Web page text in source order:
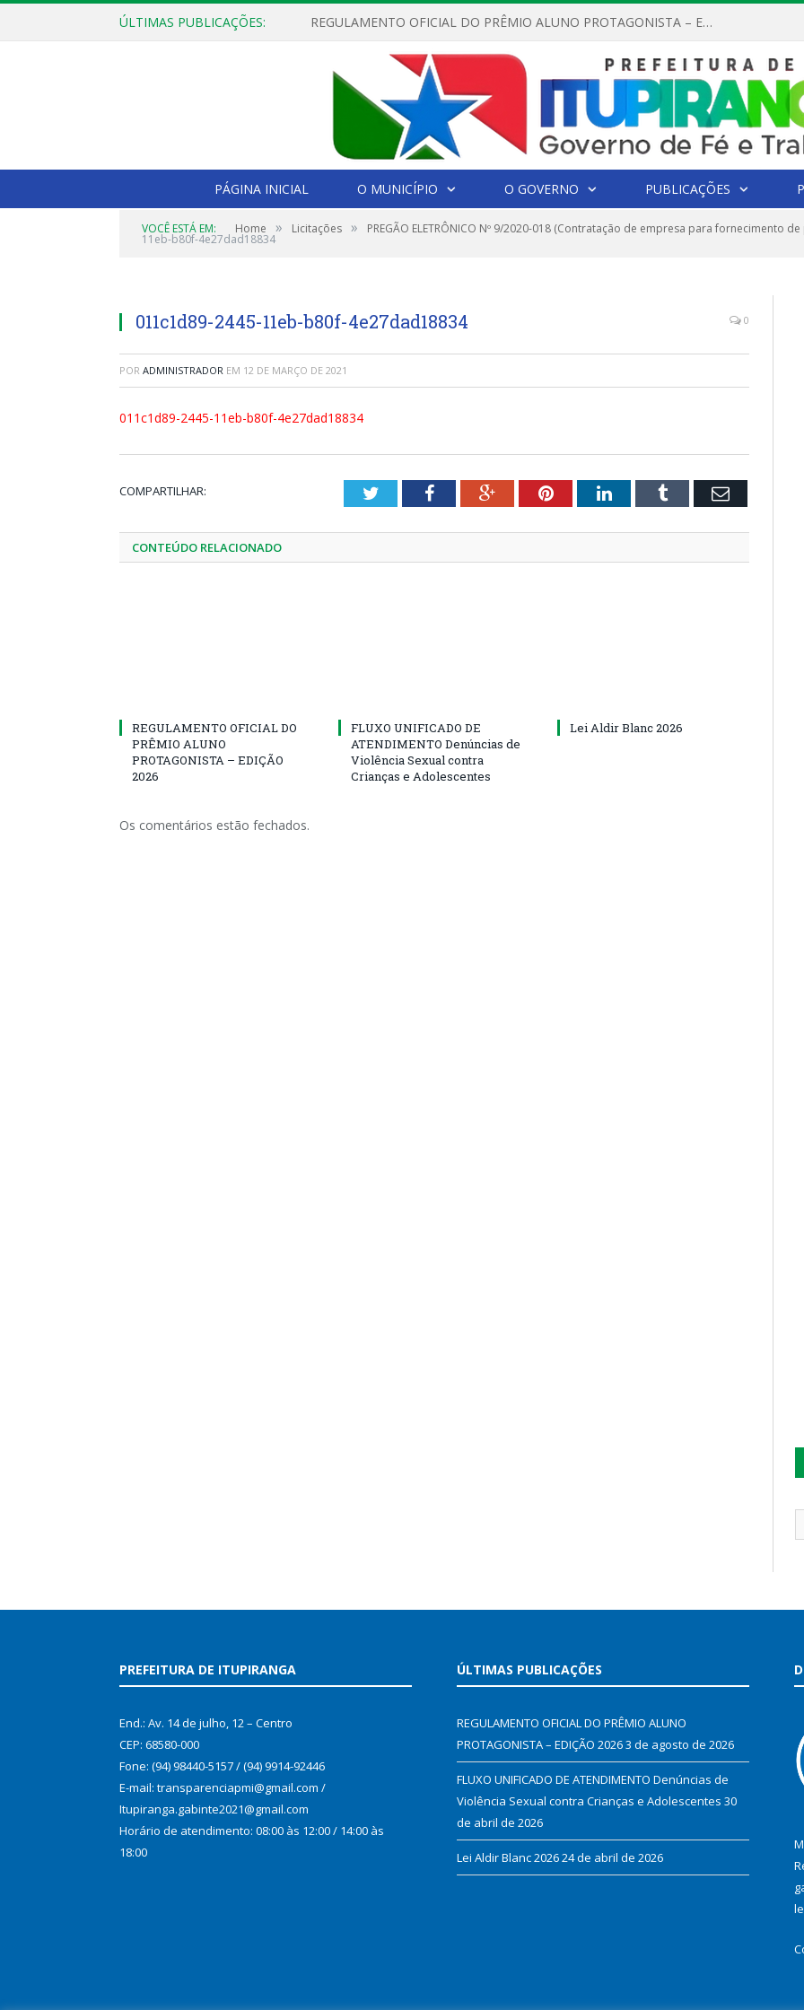
ÚLTIMAS PUBLICAÇÕES: REGULAMENTO OFICIAL DO PRÊMIO ALUNO PROTAGONISTA – EDIÇÃO 2026
PÁGINA INICIAL O MUNICÍPIO O GOVERNO PUBLICAÇÕES
VOCÊ ESTÁ EM: Home » Licitações » PREGÃO ELETRÔNICO Nº 9/2020-018 (Contratação de empresa para fornecimento
11eb-b80f-4e27dad18834
011c1d89-2445-11eb-b80f-4e27dad18834 0
POR ADMINISTRADOR EM 12 DE MARÇO DE 2021
011c1d89-2445-11eb-b80f-4e27dad18834
COMPARTILHAR: TwitterFacebookGoogle+PinterestLinkedInTumblr Email
CONTEÚDO RELACIONADO
REGULAMENTO OFICIAL DO
PRÊMIO ALUNO
PROTAGONISTA – EDIÇÃO
2026
FLUXO UNIFICADO DE
ATENDIMENTO Denúncias de
Violência Sexual contra
Crianças e Adolescentes
Lei Aldir Blanc 2026
Os comentários estão fechados.
PREFEITURA DE ITUPIRANGA
End.: Av. 14 de julho, 12 – Centro
CEP: 68580-000
Fone: (94) 98440-5157 / (94) 9914-92446
E-mail: transparenciapmi@gmail.com /
Itupiranga.gabinte2021@gmail.com
Horário de atendimento: 08:00 às 12:00 / 14:00 às
18:00
ÚLTIMAS PUBLICAÇÕES
REGULAMENTO OFICIAL DO PRÊMIO ALUNO
PROTAGONISTA – EDIÇÃO 20263 de agosto de 2026
FLUXO UNIFICADO DE ATENDIMENTO Denúncias de
Violência Sexual contra Crianças e Adolescentes 30
de abril de 2026
Lei Aldir Blanc 202624 de abril de 2026